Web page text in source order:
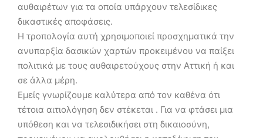
αυθαιρέτων για τα οποία υπάρχουν τελεσίδικες
δικαστικές αποφάσεις.
Η τροπολογία αυτή χρησιμοποιεί προσχηματικά την
ανυπαρξία δασικών χαρτών προκειμένου να παίξει
πολιτικά με τους αυθαιρετούχους στην Αττική ή και
σε άλλα μέρη.
Εμείς γνωρίζουμε καλύτερα από τον καθένα ότι
τέτοια αιτιολόγηση δεν στέκεται . Για να φτάσει μια
υπόθεση και να τελεσιδικήσει στη δικαιοσύνη,